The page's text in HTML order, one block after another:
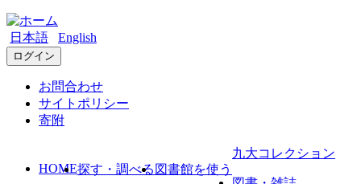
日本語 English
ログイン
お問合わせ
サイトポリシー
寄附
HOME探す・調べる 図書館を使う
九大コレクション